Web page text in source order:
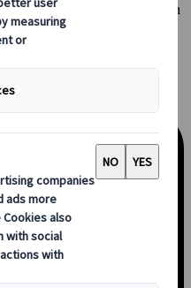
en måde, der passer dig, enten
ved at sende os dine